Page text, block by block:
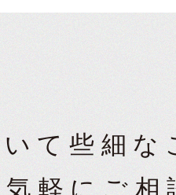
て些細な
気軽にご